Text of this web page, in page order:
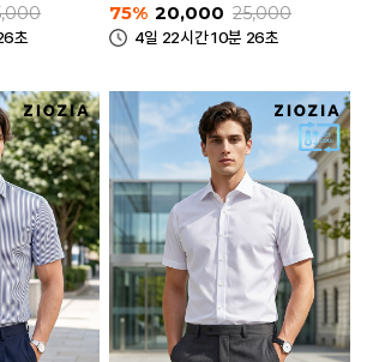
초
75% 20,000 25,000
4일 22시간 10분 26초